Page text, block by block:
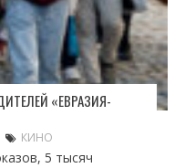
«ЕВРАЗИЯ-
КИНО
5 тысяч